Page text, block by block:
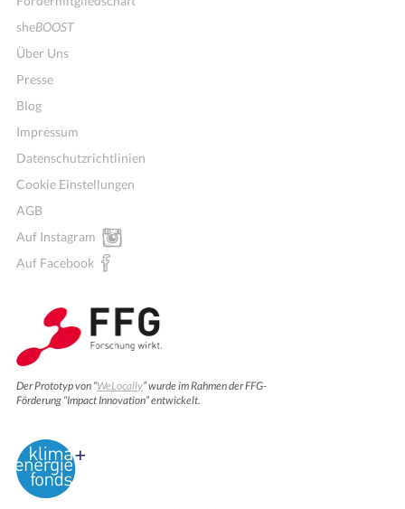
sheBOOST
Über Uns
Presse
Blog
Impressum
Datenschutzrichtlinien
Cookie Einstellungen
AGB
Auf Instagram
Auf Facebook
Der Prototyp von “WeLocally” wurde im Rahmen der FFG-
Förderung “Impact Innovation” entwickelt.